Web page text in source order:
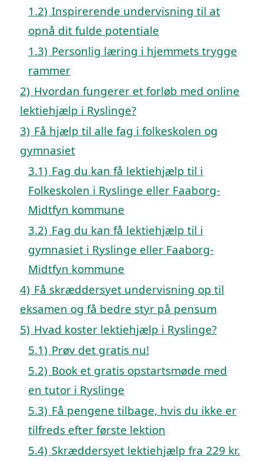
1.2) Inspirerende undervisning til at
opnå dit fulde potentiale
1.3) Personlig læring i hjemmets trygge
rammer
2) Hvordan fungerer et forløb med online
lektiehjælp i Ryslinge?
3) Få hjælp til alle fag i folkeskolen og
gymnasiet
3.1) Fag du kan få lektiehjælp til i
Folkeskolen i Ryslinge eller Faaborg-
Midtfyn kommune
3.2) Fag du kan få lektiehjælp til i
gymnasiet i Ryslinge eller Faaborg-
Midtfyn kommune
4) Få skræddersyet undervisning op til
eksamen og få bedre styr på pensum
5) Hvad koster lektiehjælp i Ryslinge?
5.1) Prøv det gratis nu!
5.2) Book et gratis opstartsmøde med
en tutor i Ryslinge
5.3) Få pengene tilbage, hvis du ikke er
tilfreds efter første lektion
5.4) Skræddersyet lektiehjælp fra 229 kr.